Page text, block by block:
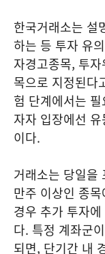
한국거래소는 설
하는 등 투자 유
자경고종목, 투
목으로 지정된다
험 단계에서는
자자 입장에선
이다.
거래소는 당일을
만주 이상인 종
경우 추가 투자
다. 특정 계좌군
되면, 단기간 내